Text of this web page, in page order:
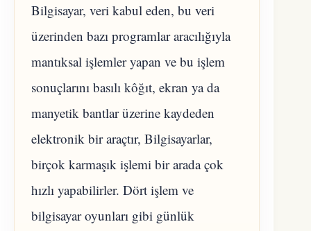
Bilgisayar, veri kabul eden, bu veri
üzerinden bazı programlar aracılığıyla
mantıksal işlemler yapan ve bu işlem
sonuçlarını basılı kôğıt, ekran ya da
manyetik bantlar üzerine kaydeden
elektronik bir araçtır, Bilgisayarlar,
birçok karmaşık işlemi bir arada çok
hızlı yapabilirler. Dört işlem ve
bilgisayar oyunları gibi günlük